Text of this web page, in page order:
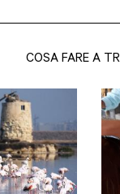
COSA FARE A